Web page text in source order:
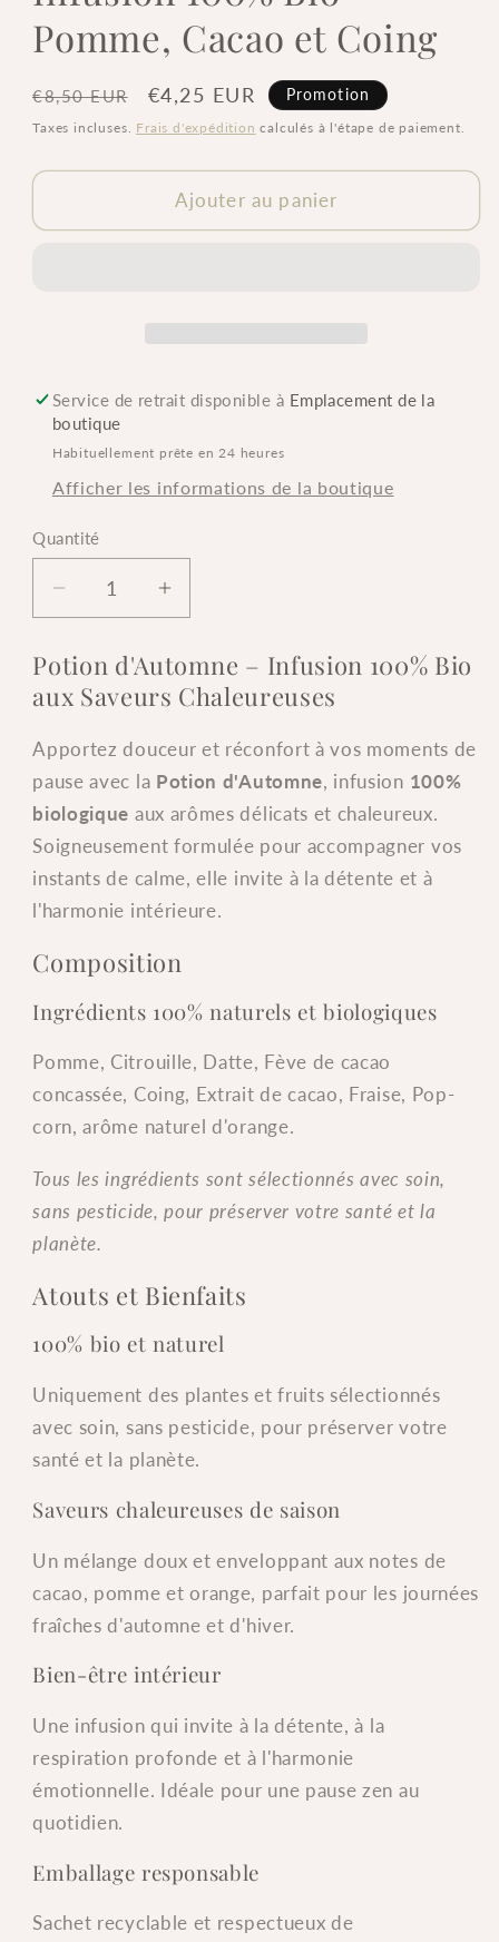
Pomme, Cacao et Coing
Prix
habituel
€8,50 EUR
Prix
promotionnel
€4,25 EUR Promotion
Taxes incluses. Frais d'expédition calculés à l'étape de paiement.
Ajouter au panier
Service de retrait disponible à Emplacement de la
boutique
Habituellement prête en 24 heures
Afficher les informations de la boutique
Quantité
Quantité
Réduire
la
quantité
de
Potion
–
Infusion
100%
Bio
–
Pomme,
Cacao
Coing
Augmenter
la
quantité
de
Potion
–
Infusion
100%
Bio
Pomme,
Cacao
Coing
Potion d'Automne – Infusion 100% Bio
aux Saveurs Chaleureuses
Apportez douceur et réconfort à vos moments de
pause avec la Potion d'Automne, infusion 100%
biologique aux arômes délicats et chaleureux.
Soigneusement formulée pour accompagner vos
instants de calme, elle invite à la détente et à
l'harmonie intérieure.
Composition
Ingrédients 100% naturels et biologiques
Pomme, Citrouille, Datte, Fève de cacao
concassée, Coing, Extrait de cacao, Fraise, Pop-
corn, arôme naturel d'orange.
Tous les ingrédients sont sélectionnés avec soin,
sans pesticide, pour préserver votre santé et la
planète.
Atouts et Bienfaits
100% bio et naturel
Uniquement des plantes et fruits sélectionnés
avec soin, sans pesticide, pour préserver votre
santé et la planète.
Saveurs chaleureuses de saison
Un mélange doux et enveloppant aux notes de
cacao, pomme et orange, parfait pour les journées
fraîches d'automne et d'hiver.
Bien-être intérieur
Une infusion qui invite à la détente, à la
respiration profonde et à l'harmonie
émotionnelle. Idéale pour une pause zen au
quotidien.
Emballage responsable
Sachet recyclable et respectueux de